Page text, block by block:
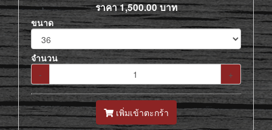
ราคา1,500.00บาท
ขนาด
จำนวน
-
+
เพิ่มเข้าตะกร้า